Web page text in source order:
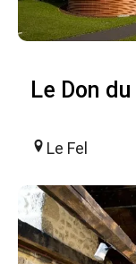
Le Don
Le Fel